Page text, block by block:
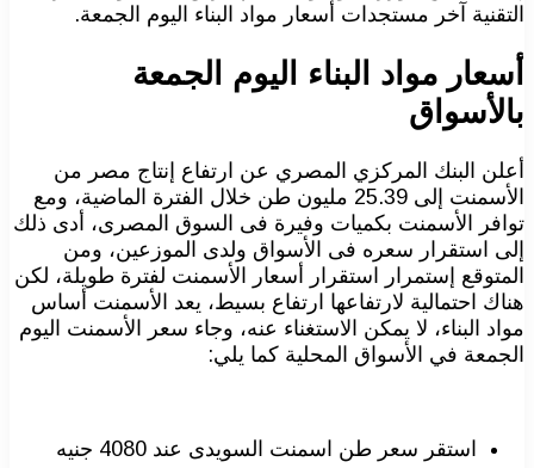
التقنية آخر مستجدات أسعار مواد البناء اليوم الجمعة.
أسعار مواد البناء اليوم الجمعة
بالأسواق
أعلن البنك المركزي المصري عن ارتفاع إنتاج مصر من
الأسمنت إلى 25.39 مليون طن خلال الفترة الماضية، ومع
توافر الأسمنت بكميات وفيرة فى السوق المصرى، أدى ذلك
إلى استقرار سعره فى الأسواق ولدى الموزعين، ومن
المتوقع إستمرار استقرار أسعار الأسمنت لفترة طويلة، لكن
هناك احتمالية لارتفاعها ارتفاع بسيط، يعد الأسمنت أساس
مواد البناء، لا يمكن الاستغناء عنه، وجاء سعر الأسمنت اليوم
الجمعة في الأسواق المحلية كما يلي:
استقر سعر طن اسمنت السويدى عند 4080 جنيه